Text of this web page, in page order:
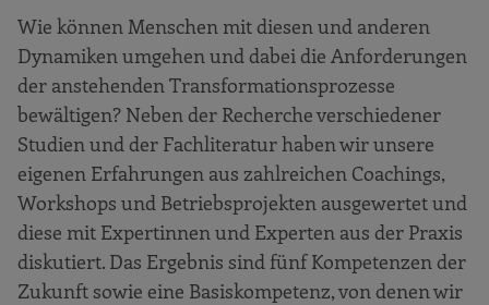
Wie können Menschen mit diesen und anderen
Dynamiken umgehen und dabei die Anforderungen
der anstehenden Transformationsprozesse
bewältigen? Neben der Recherche verschiedener
Studien und der Fachliteratur haben wir unsere
eigenen Erfahrungen aus zahlreichen Coachings,
Workshops und Betriebsprojekten ausgewertet und
diese mit Expertinnen und Experten aus der Praxis
diskutiert. Das Ergebnis sind fünf Kompetenzen der
Zukunft sowie eine Basiskompetenz, von denen wir